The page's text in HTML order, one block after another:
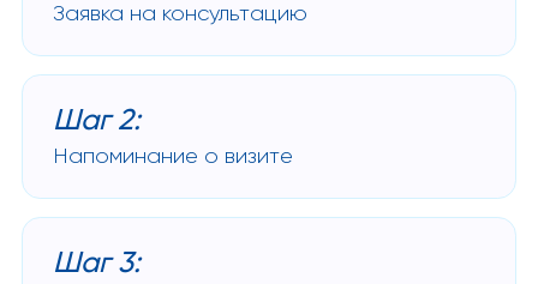
Заявка на консультацию
Шаг 2:
Напоминание о визите
Шаг 3: